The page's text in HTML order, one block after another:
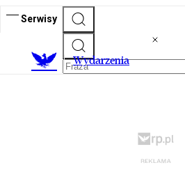
Serwisy
Wydarzenia